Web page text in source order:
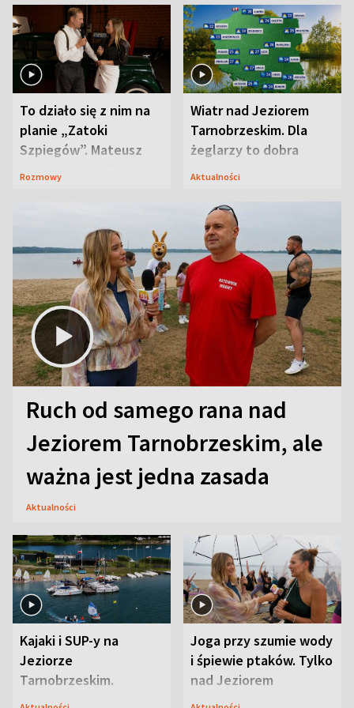
To działo się z nim na
planie „Zatoki
Szpiegów”. Mateusz
Janicki odsłonił
Rozmowy
Wiatr nad Jeziorem
Tarnobrzeskim. Dla
żeglarzy to dobra
wiadomość
Aktualności
Ruch od samego rana nad
Jeziorem Tarnobrzeskim, ale
ważna jest jedna zasada
Aktualności
Kajaki i SUP-y na
Jeziorze
Tarnobrzeskim.
Przyrodnicy zwracają
Joga przy szumie wody
i śpiewie ptaków. Tylko
nad Jeziorem
Tarnobrzeskim